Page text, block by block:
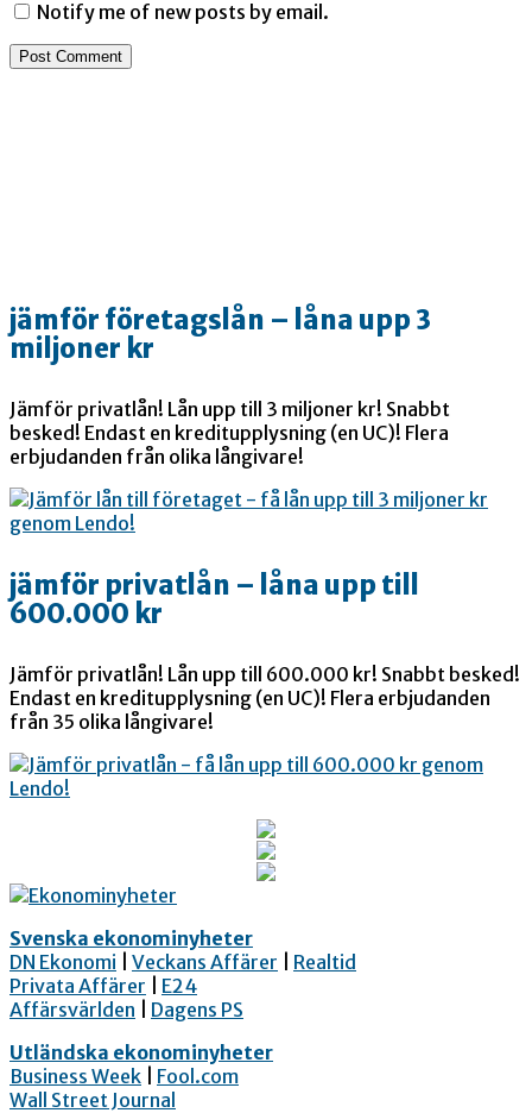
Notify me of new posts by email.
jämför företagslån – låna upp 3
miljoner kr
Jämför privatlån! Lån upp till 3 miljoner kr! Snabbt
besked! Endast en kreditupplysning (en UC)! Flera
erbjudanden från olika långivare!
jämför privatlån – låna upp till
600.000 kr
Jämför privatlån! Lån upp till 600.000 kr! Snabbt besked!
Endast en kreditupplysning (en UC)! Flera erbjudanden
från 35 olika långivare!
Svenska ekonominyheter
DN Ekonomi
Veckans Affärer
Realtid
Privata Affärer
E24
Affärsvärlden
Dagens PS
Utländska ekonominyheter
Business Week
Fool.com
Wall Street Journal